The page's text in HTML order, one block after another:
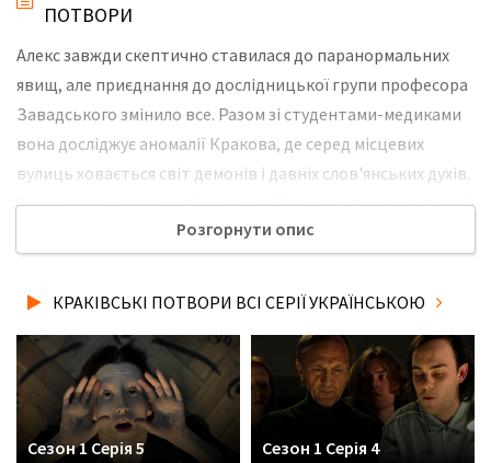
ПОТВОРИ
Алекс завжди скептично ставилася до паранормальних
явищ, але приєднання до дослідницької групи професора
Завадського змінило все. Разом зі студентами-медиками
вона досліджує аномалії Кракова, де серед місцевих
вулиць ховається світ демонів і давніх слов'янських духів.
З кожним новим розслідуванням Алекс виявляє паралелі зі
власним минулим, а місто відкриває свої таємниці, тісно
дивились нову 1 серію серіалу Краківські потвори
субтитрами!
Розгорнути опис
КРАКІВСЬКІ ПОТВОРИ ВСІ СЕРІЇ УКРАЇНСЬКОЮ
Сезон 1 Серія 5 Сезон 1 Серія 4